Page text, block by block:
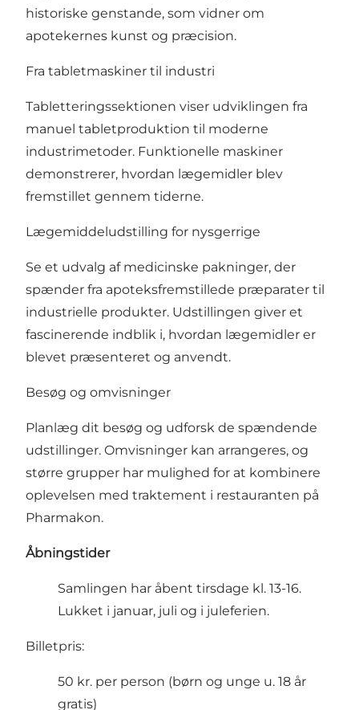
historiske genstande, som vidner om
apotekernes kunst og præcision.
Fra tabletmaskiner til industri
Tabletteringssektionen viser udviklingen fra
manuel tabletproduktion til moderne
industrimetoder. Funktionelle maskiner
demonstrerer, hvordan lægemidler blev
fremstillet gennem tiderne.
Lægemiddeludstilling for nysgerrige
Se et udvalg af medicinske pakninger, der
spænder fra apoteksfremstillede præparater til
industrielle produkter. Udstillingen giver et
fascinerende indblik i, hvordan lægemidler er
blevet præsenteret og anvendt.
Besøg og omvisninger
Planlæg dit besøg og udforsk de spændende
udstillinger. Omvisninger kan arrangeres, og
større grupper har mulighed for at kombinere
oplevelsen med traktement i restauranten på
Pharmakon.
Åbningstider
Samlingen har åbent tirsdage kl. 13-16.
Lukket i januar, juli og i juleferien.
Billetpris:
50 kr. per person (børn og unge u. 18 år
gratis)